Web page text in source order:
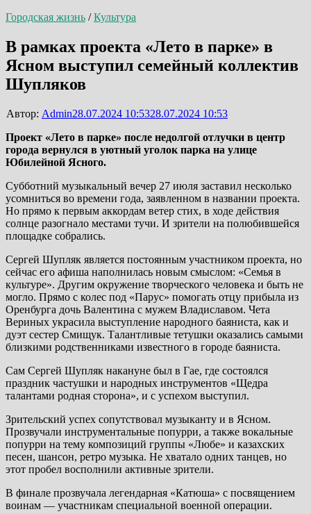
Городская жизнь /Культура
В рамках проекта «Лето в парке» в
Ясном выступил семейный коллектив
Шупляков
Автор: Admin28.07.2024 10:5328.07.2024 10:53
Проект «Лето в парке» после недолгой отлучки в центр
города вернулся в уютный уголок парка на улице
Юбилейной Ясного.
Субботний музыкальный вечер 27 июля заставил несколько
усомниться во времени года, заявленном в названии проекта.
Но прямо к первым аккордам ветер стих, в ходе действия
солнце разогнало местами тучи. И зрители на полюбившейся
площадке собрались.
Сергей Шупляк является постоянным участником проекта, но
сейчас его афиша наполнилась новым смыслом: «Семья в
культуре». Другим окружение творческого человека и быть не
могло. Прямо с колес под «Парус» помогать отцу прибыла из
Оренбурга дочь Валентина с мужем Владиславом. Чета
Вериных украсила выступление народного баяниста, как и
дуэт сестер Смищук. Талантливые тетушки оказались самыми
близкими родственниками известного в городе баяниста.
Сам Сергей Шупляк накануне был в Гае, где состоялся
праздник частушки и народных инструментов «Щедра
талантами родная сторона», и с успехом выступил.
Зрительский успех сопутствовал музыканту и в Ясном.
Прозвучали инструментальные попурри, а также вокальные
попурри на тему композиций группы «Любе» и казахских
песен, шансон, ретро музыка. Не хватало одних танцев, но
этот пробел восполнили активные зрители.
В финале прозвучала легендарная «Катюша» с посвящением
воинам — участникам специальной военной операции.